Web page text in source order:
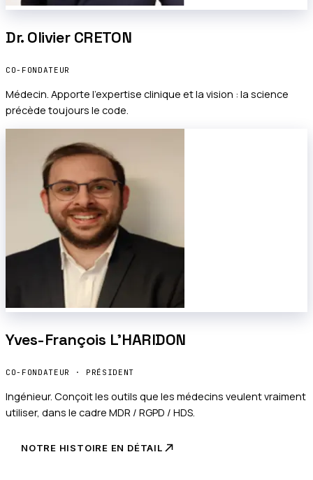
Dr. Olivier CRETON
CO-FONDATEUR
Médecin. Apporte l'expertise clinique et la vision : la science
précède toujours le code.
Yves-François L'HARIDON
CO-FONDATEUR · PRÉSIDENT
Ingénieur. Conçoit les outils que les médecins veulent vraiment
utiliser, dans le cadre MDR / RGPD / HDS.
NOTRE HISTOIRE EN DÉTAIL